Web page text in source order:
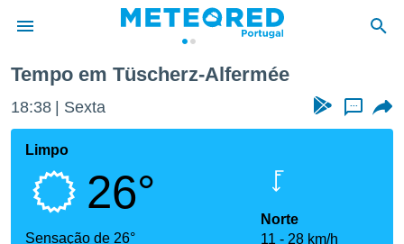
da
foi
fornecidas
Tempo em Tüscherz-Alfermée
18:38 Sexta ...
Limpo
26°
Sensação de 26°
Norte
11
28 km/h